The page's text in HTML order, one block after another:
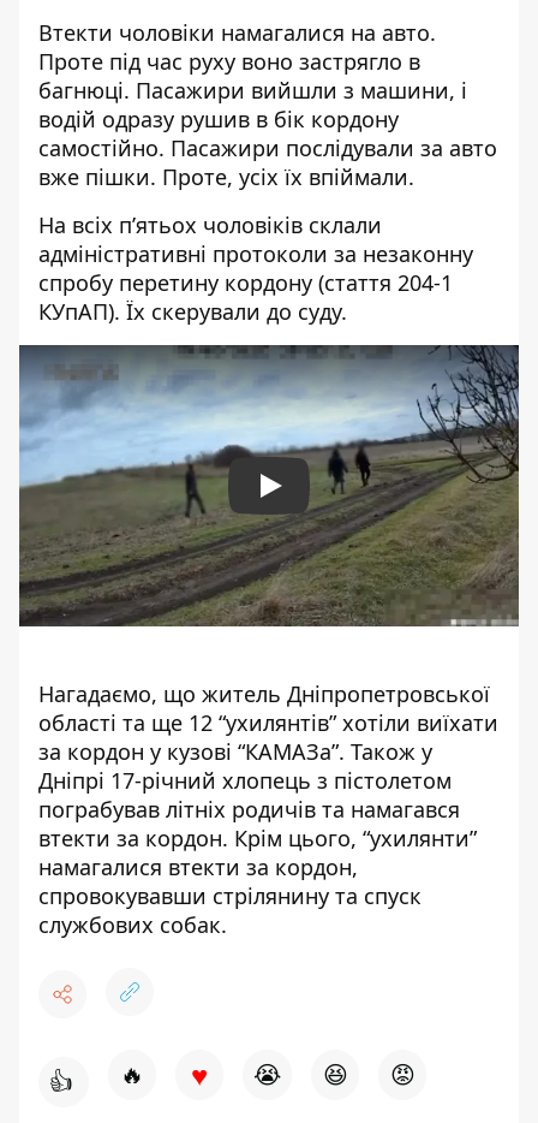
Втекти чоловіки намагалися на авто.
Проте під час руху воно застрягло в
багнюці. Пасажири вийшли з машини, і
водій одразу рушив в бік кордону
самостійно. Пасажири послідували за авто
вже пішки. Проте, усіх їх впіймали.
На всіх п’ятьох чоловіків склали
адміністративні протоколи за незаконну
спробу перетину кордону (стаття 204-1
КУпАП). Їх скерували до суду.
Play
Нагадаємо, що житель Дніпропетровської
області та ще 12 “ухилянтів” хотіли виїхати
за кордон у кузові “КАМАЗа”. Також у
Дніпрі 17-річний хлопець з пістолетом
пограбував літніх родичів та намагався
втекти за кордон. Крім цього, “ухилянти”
намагалися втекти за кордон,
спровокувавши стрілянину та спуск
службових собак.
👍 🔥 ♥ 😭 😆 😡